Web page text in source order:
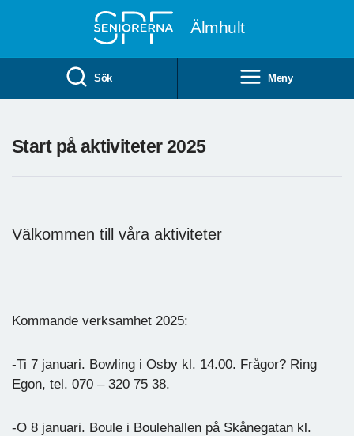
Älmhult
Sök Meny
Start på aktiviteter 2025
Välkommen till våra aktiviteter
Kommande verksamhet 2025:
-Ti 7 januari. Bowling i Osby kl. 14.00. Frågor? Ring
Egon, tel. 070 – 320 75 38.
-O 8 januari. Boule i Boulehallen på Skånegatan kl.